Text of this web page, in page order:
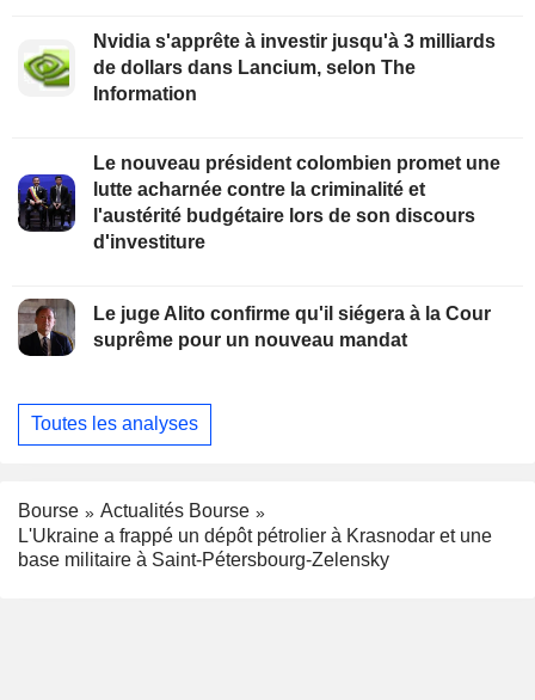
Nvidia s'apprête à investir jusqu'à 3 milliards
de dollars dans Lancium, selon The
Information
Le nouveau président colombien promet une
lutte acharnée contre la criminalité et
l'austérité budgétaire lors de son discours
d'investiture
Le juge Alito confirme qu'il siégera à la Cour
suprême pour un nouveau mandat
Toutes les analyses
Bourse
Actualités Bourse
L'Ukraine a frappé un dépôt pétrolier à Krasnodar et une
base militaire à Saint-Pétersbourg-Zelensky